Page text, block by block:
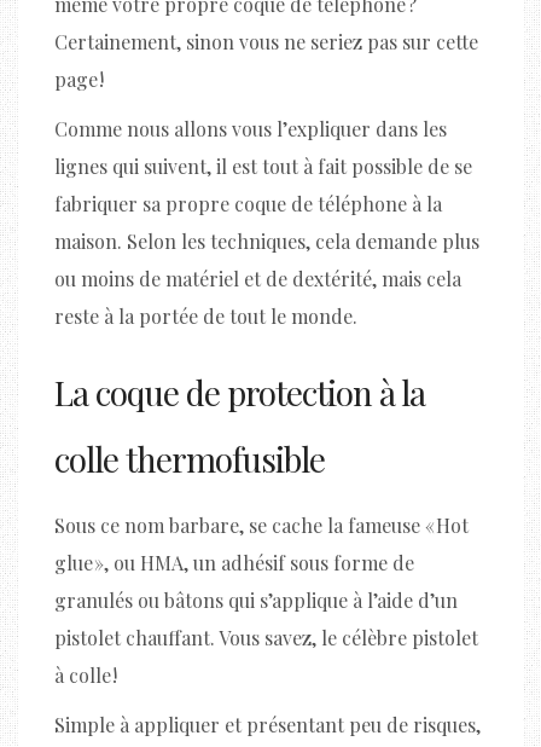
Certainement, sinon vous ne seriez pas sur cette
page !
Comme nous allons vous l’expliquer dans les
lignes qui suivent, il est tout à fait possible de se
fabriquer sa propre coque de téléphone à la
maison. Selon les techniques, cela demande plus
ou moins de matériel et de dextérité, mais cela
reste à la portée de tout le monde.
La coque de protection à la
colle thermofusible
Sous ce nom barbare, se cache la fameuse « Hot
glue », ou HMA, un adhésif sous forme de
granulés ou bâtons qui s’applique à l’aide d’un
pistolet chauffant. Vous savez, le célèbre pistolet
à colle !
Simple à appliquer et présentant peu de risques,